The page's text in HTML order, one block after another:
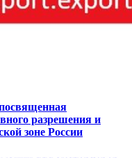
разрешения и
зоне России